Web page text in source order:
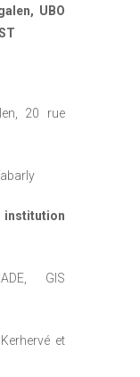
UBO
20 rue
GIS
et